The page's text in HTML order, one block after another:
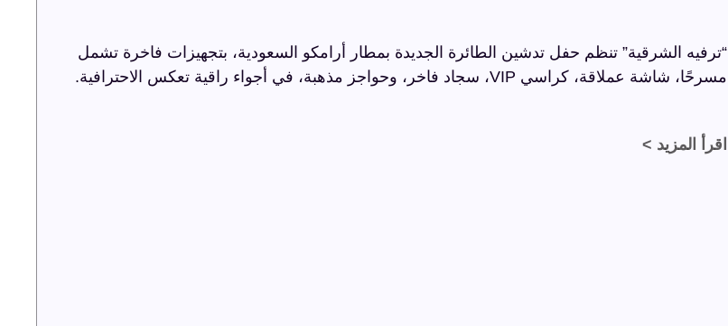
“ترفيه الشرقية” تنظم حفل تدشين الطائرة الجديدة بمطار أرامكو السعودية، بتجهيزات فاخرة تشمل
مسرحًا، شاشة عملاقة، كراسي VIP، سجاد فاخر، وحواجز مذهبة، في أجواء راقية تعكس الاحترافية.
اقرأ المزيد >